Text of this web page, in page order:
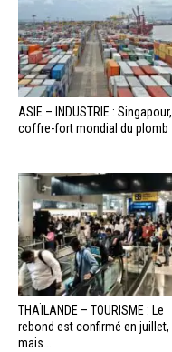
ASIE – INDUSTRIE : Singapour,
coffre-fort mondial du plomb
THAÏLANDE – TOURISME : Le
rebond est confirmé en juillet,
mais...